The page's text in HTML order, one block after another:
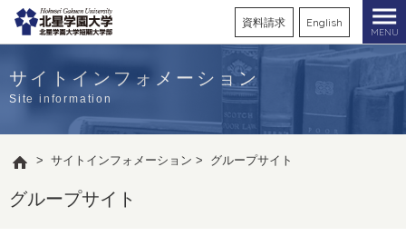
資料請求 English
MENU
サイトインフォメーション
Site information
> サイトインフォメーション > グループサイト
グループサイト